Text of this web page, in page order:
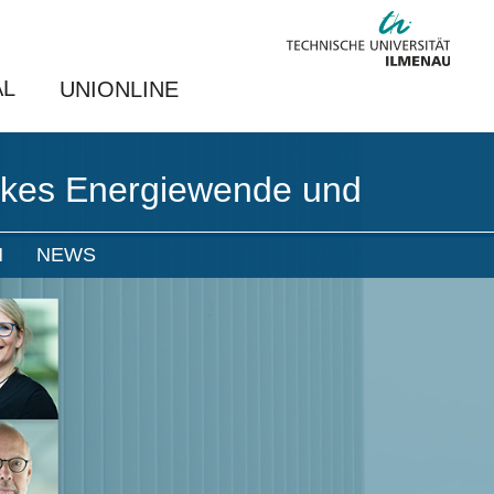
UNIONLINE
Energiewende und
NEWS